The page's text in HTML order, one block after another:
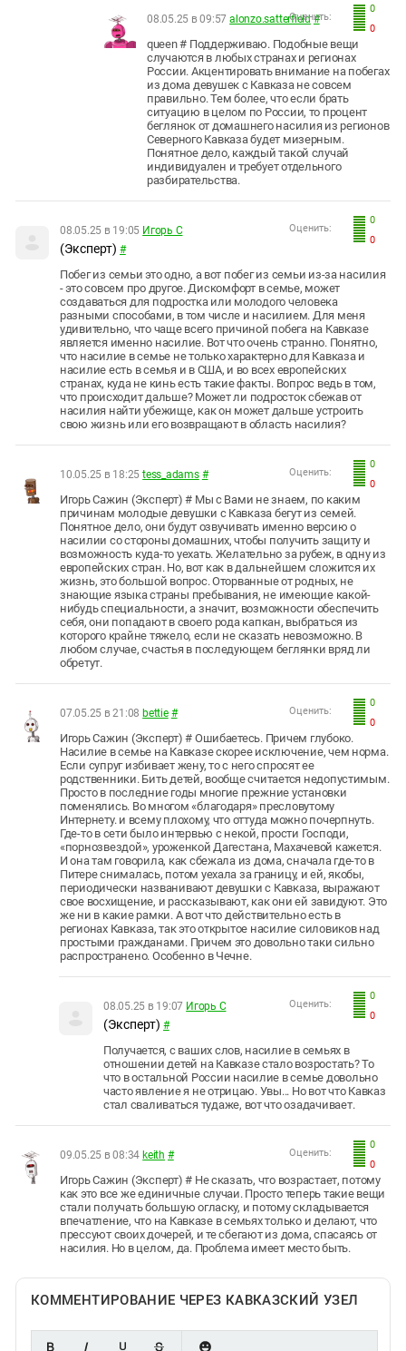
0
0
Оценить:
08.05.25 в 09:57 alonzo.satterfield #
queen # Поддерживаю. Подобные вещи
случаются в любых странах и регионах
России. Акцентировать внимание на побегах
из дома девушек с Кавказа не совсем
правильно. Тем более, что если брать
ситуацию в целом по России, то процент
беглянок от домашнего насилия из регионов
Северного Кавказа будет мизерным.
Понятное дело, каждый такой случай
индивидуален и требует отдельного
разбирательства.
0
0
Оценить:
08.05.25 в 19:05 Игорь С
(Эксперт) #
Побег из семьи это одно, а вот побег из семьи из-за насилия
- это совсем про другое. Дискомфорт в семье, может
создаваться для подростка или молодого человека
разными способами, в том числе и насилием. Для меня
удивительно, что чаще всего причиной побега на Кавказе
является именно насилие. Вот что очень странно. Понятно,
что насилие в семье не только характерно для Кавказа и
насилие есть в семья и в США, и во всех европейских
странах, куда не кинь есть такие факты. Вопрос ведь в том,
что происходит дальше? Может ли подросток сбежав от
насилия найти убежище, как он может дальше устроить
свою жизнь или его возвращают в область насилия?
0
0
Оценить:
10.05.25 в 18:25 tess_adams #
Игорь Сажин (Эксперт) # Мы с Вами не знаем, по каким
причинам молодые девушки с Кавказа бегут из семей.
Понятное дело, они будут озвучивать именно версию о
насилии со стороны домашних, чтобы получить защиту и
возможность куда-то уехать. Желательно за рубеж, в одну из
европейских стран. Но, вот как в дальнейшем сложится их
жизнь, это большой вопрос. Оторванные от родных, не
знающие языка страны пребывания, не имеющие какой-
нибудь специальности, а значит, возможности обеспечить
себя, они попадают в своего рода капкан, выбраться из
которого крайне тяжело, если не сказать невозможно. В
любом случае, счастья в последующем беглянки вряд ли
обретут.
0
0
Оценить:
07.05.25 в 21:08 bettie #
Игорь Сажин (Эксперт) # Ошибаетесь. Причем глубоко.
Насилие в семье на Кавказе скорее исключение, чем норма.
Если супруг избивает жену, то с него спросят ее
родственники. Бить детей, вообще считается недопустимым.
Просто в последние годы многие прежние установки
поменялись. Во многом «благодаря» пресловутому
Интернету. и всему плохому, что оттуда можно почерпнуть.
Где-то в сети было интервью с некой, прости Господи,
«порнозвездой», уроженкой Дагестана, Махачевой кажется.
И она там говорила, как сбежала из дома, сначала где-то в
Питере снималась, потом уехала за границу, и ей, якобы,
периодически названивают девушки с Кавказа, выражают
свое восхищение, и рассказывают, как они ей завидуют. Это
же ни в какие рамки. А вот что действительно есть в
регионах Кавказа, так это открытое насилие силовиков над
простыми гражданами. Причем это довольно таки сильно
распространено. Особенно в Чечне.
0
0
Оценить:
08.05.25 в 19:07 Игорь С
(Эксперт) #
Получается, с ваших слов, насилие в семьях в
отношении детей на Кавказе стало возростать? То
что в остальной России насилие в семье довольно
часто явление я не отрицаю. Увы... Но вот что Кавказ
стал сваливаться тудаже, вот что озадачивает.
0
0
Оценить:
09.05.25 в 08:34 keith #
Игорь Сажин (Эксперт) # Не сказать, что возрастает, потому
как это все же единичные случаи. Просто теперь такие вещи
стали получать большую огласку, и потому складывается
впечатление, что на Кавказе в семьях только и делают, что
прессуют своих дочерей, и те сбегают из дома, спасаясь от
насилия. Но в целом, да. Проблема имеет место быть.
КОММЕНТИРОВАНИЕ ЧЕРЕЗ КАВКАЗСКИЙ УЗЕЛ